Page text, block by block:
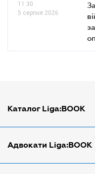
11.30
5 серпня 2026
Каталог Liga:BOOK
Адвокат по ДТП
Адвокати Liga:BOOK